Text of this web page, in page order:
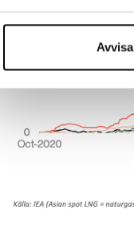
Avvisa